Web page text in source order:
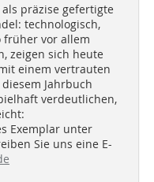
präzise gefertigte
technologisch,
früher vor allem
zeigen sich heute
einem vertrauten
Jahrbuch
verdeutlichen,
Exemplar unter
Sie uns eine E-